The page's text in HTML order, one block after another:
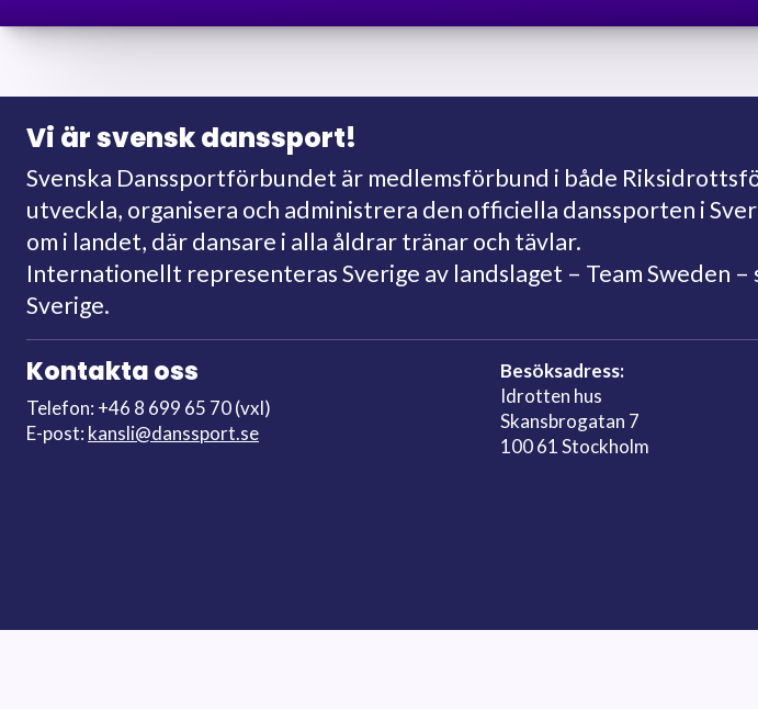
Vi är svensk danssport!
Svenska Danssportförbundet är medlemsförbund i både
utveckla, organisera och administrera den officiella danssporten i
om i landet, där dansare i alla åldrar tränar och tävlar.
Internationellt representeras Sverige av landslaget – Team Sweden
Sverige.
Kontakta oss
Telefon: +46 8 699 65 70 (vxl)
E-post: kansli@danssport.se
Besöksadress:
Idrotten hus
Skansbrogatan 7
100 61 Stockholm